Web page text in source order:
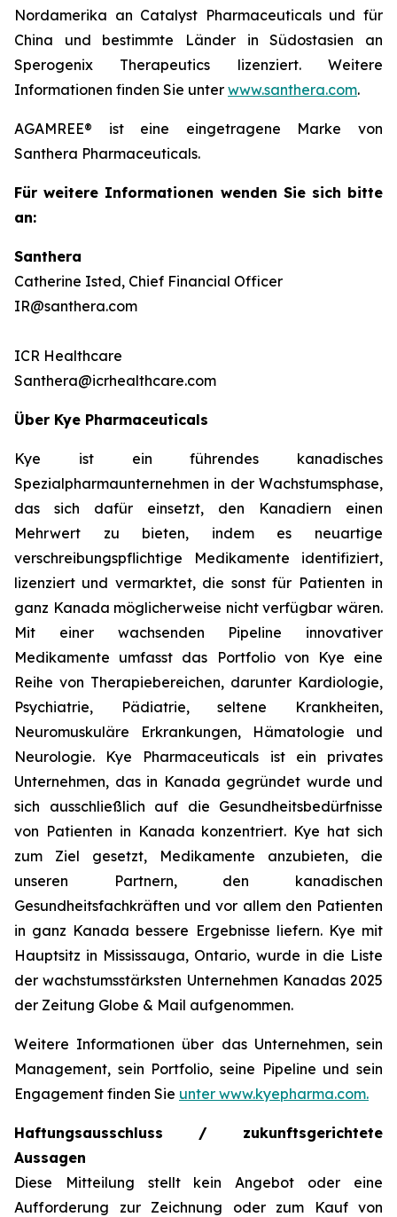
Nordamerika an Catalyst Pharmaceuticals und für
China und bestimmte Länder in Südostasien an
Sperogenix Therapeutics lizenziert. Weitere
Informationen finden Sie unter www.santhera.com.
AGAMREE® ist eine eingetragene Marke von
Santhera Pharmaceuticals.
Für weitere Informationen wenden Sie sich bitte
an:
Santhera
Catherine Isted, Chief Financial Officer
IR@santhera.com
ICR Healthcare
Santhera@icrhealthcare.com
Über Kye Pharmaceuticals
Kye ist ein führendes kanadisches
Spezialpharmaunternehmen in der Wachstumsphase,
das sich dafür einsetzt, den Kanadiern einen
Mehrwert zu bieten, indem es neuartige
verschreibungspflichtige Medikamente identifiziert,
lizenziert und vermarktet, die sonst für Patienten in
ganz Kanada möglicherweise nicht verfügbar wären.
Mit einer wachsenden Pipeline innovativer
Medikamente umfasst das Portfolio von Kye eine
Reihe von Therapiebereichen, darunter Kardiologie,
Psychiatrie, Pädiatrie, seltene Krankheiten,
Neuromuskuläre Erkrankungen, Hämatologie und
Neurologie. Kye Pharmaceuticals ist ein privates
Unternehmen, das in Kanada gegründet wurde und
sich ausschließlich auf die Gesundheitsbedürfnisse
von Patienten in Kanada konzentriert. Kye hat sich
zum Ziel gesetzt, Medikamente anzubieten, die
unseren Partnern, den kanadischen
Gesundheitsfachkräften und vor allem den Patienten
in ganz Kanada bessere Ergebnisse liefern. Kye mit
Hauptsitz in Mississauga, Ontario, wurde in die Liste
der wachstumsstärksten Unternehmen Kanadas 2025
der Zeitung Globe & Mail aufgenommen.
Weitere Informationen über das Unternehmen, sein
Management, sein Portfolio, seine Pipeline und sein
Engagement finden Sie unter www.kyepharma.com.
Haftungsausschluss / zukunftsgerichtete
Aussagen
Diese Mitteilung stellt kein Angebot oder eine
Aufforderung zur Zeichnung oder zum Kauf von